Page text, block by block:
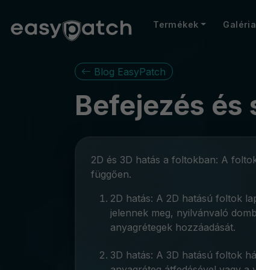
Termékek Galéria
Blog EasyPatch
Befejezés
2D és 3D hatás a foltokban: A
függően.
2D hatás: A 2D hatású foltok
jelennek meg, nyilvánvaló
anyagrétegek hozzáadását.
3D hatás: A 3D hatású foltok